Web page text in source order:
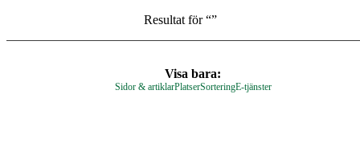
Resultat för “”
Visa bara:
Sidor & artiklarPlatserSorteringE-tjänster